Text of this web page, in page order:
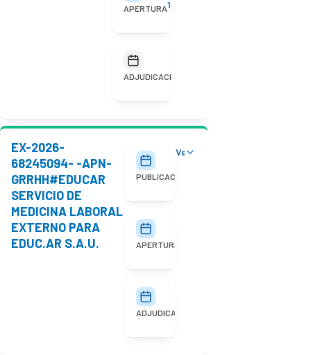
APERTURA10:00
ADJUDICACIÓN
EX-2026-
68245094- -APN-
GRRHH#EDUCAR
SERVICIO DE
MEDICINA LABORAL
EXTERNO PARA
EDUC.AR S.A.U.
PUBLICACIÓN
20/07/2026
APERTURA
ADJUDICACIÓN
Ver detalles